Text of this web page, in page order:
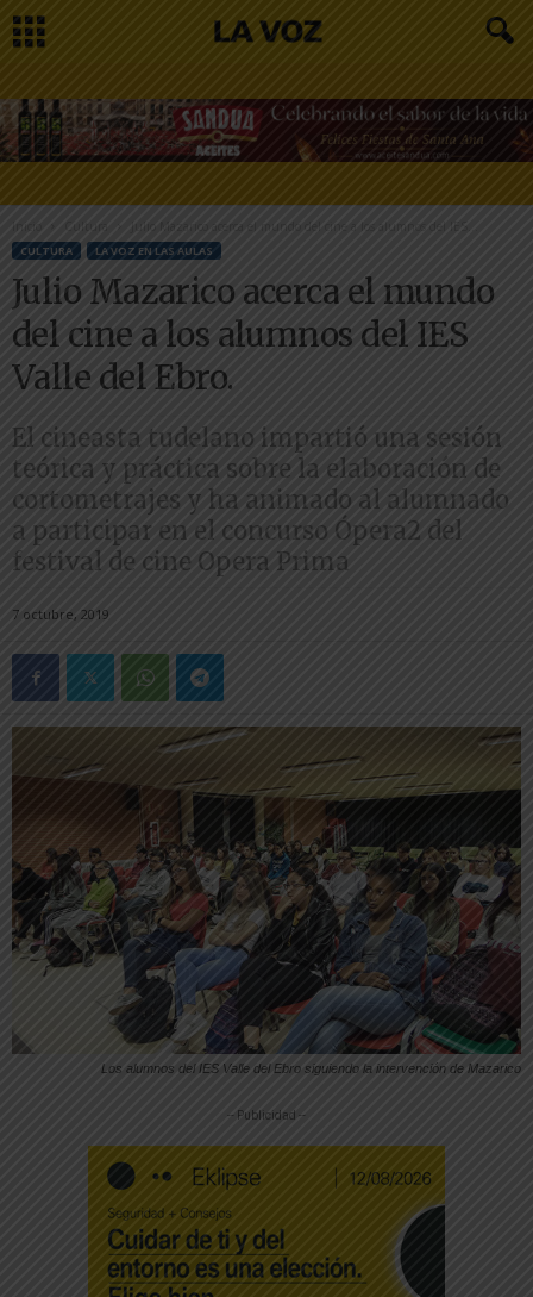
Inicio Cultura Julio Mazarico acerca el mundo del cine a los alumnos del IES...
CULTURA LA VOZ EN LAS AULAS
Julio Mazarico acerca el mundo
del cine a los alumnos del IES
Valle del Ebro.
El cineasta tudelano impartió una sesión
teórica y práctica sobre la elaboración de
cortometrajes y ha animado al alumnado
a participar en el concurso Ópera2 del
festival de cine Opera Prima
7 octubre, 2019
Los alumnos del IES Valle del Ebro siguiendo la intervención de Mazarico
-- Publicidad --